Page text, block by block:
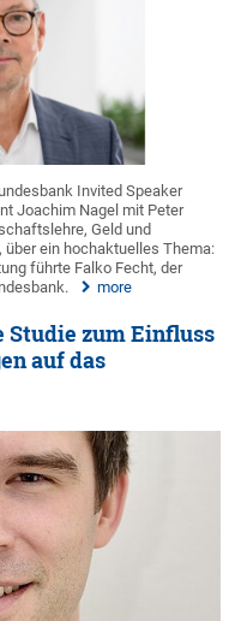
Invited Speaker
Joachim Nagel mit Peter
Geld und
ein hochaktuelles Thema:
führte Falko Fecht, der
more
Studie zum Einfluss
auf das